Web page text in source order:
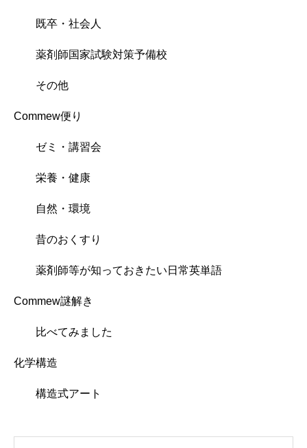
既卒・社会人
薬剤師国家試験対策予備校
その他
Commew便り
ゼミ・講習会
栄養・健康
自然・環境
昔のおくすり
薬剤師等が知っておきたい日常英単語
Commew謎解き
比べてみました
化学構造
構造式アート